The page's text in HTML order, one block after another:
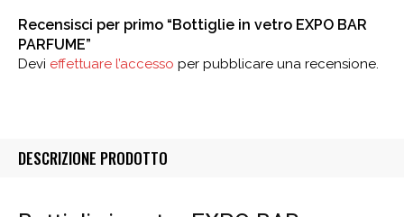
Recensisci per primo “Bottiglie in vetro EXPO BAR
PARFUME”
Devi effettuare l’accesso per pubblicare una recensione.
DESCRIZIONE PRODOTTO